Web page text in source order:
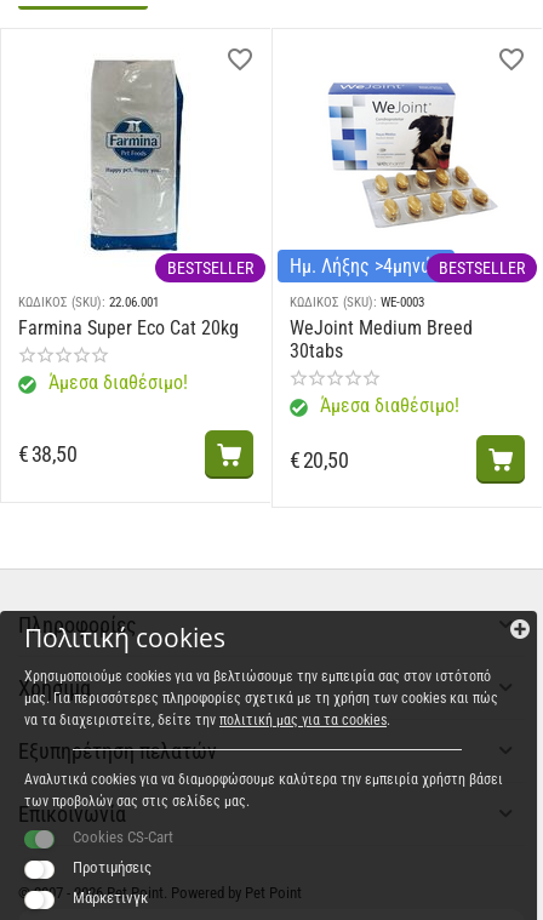
BESTSELLER
ΚΩΔΙΚΟΣ (SKU): 22.06.001
Farmina Super Eco Cat 20kg
Άμεσα διαθέσιμο!
€38,50
Ημ. Λήξης >4μηνώνBESTSELLER
ΚΩΔΙΚΟΣ (SKU): WE-0003
WeJoint Medium Breed
30tabs
Άμεσα διαθέσιμο!
€20,50
Πληροφορίες
Χρήσιμα
Εξυπηρέτηση πελατών
Επικοινωνία
© 2007 - 2026 Pet Point. Powered by Pet Point
Πολιτική cookies
Χρησιμοποιούμε cookies για να βελτιώσουμε την εμπειρία σας στον ιστότοπό
μας. Για περισσότερες πληροφορίες σχετικά με τη χρήση των cookies και πώς
να τα διαχειριστείτε, δείτε την πολιτική μας για τα cookies.
Αναλυτικά cookies για να διαμορφώσουμε καλύτερα την εμπειρία χρήστη βάσει
των προβολών σας στις σελίδες μας.
Cookies CS-Cart
Προτιμήσεις
Μάρκετινγκ